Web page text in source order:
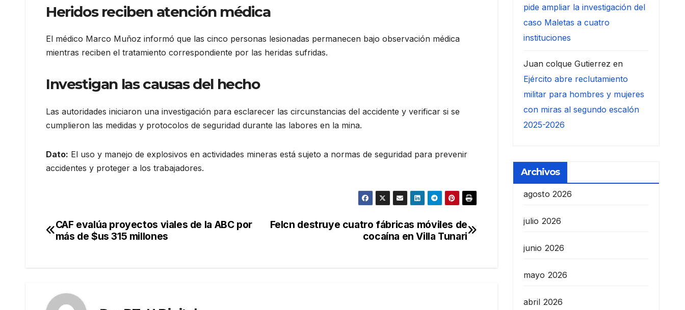
Heridos reciben atención médica
El médico Marco Muñoz informó que las cinco personas lesionadas permanecen bajo observación médica
mientras reciben el tratamiento correspondiente por las heridas sufridas.
Investigan las causas del hecho
Las autoridades iniciaron una investigación para esclarecer las circunstancias del accidente y verificar si se
cumplieron las medidas y protocolos de seguridad durante las labores en la mina.
Dato: El uso y manejo de explosivos en actividades mineras está sujeto a normas de seguridad para prevenir
accidentes y proteger a los trabajadores.
Navegación
Felcn destruye cuatro fábricas móviles de
cocaína en Villa Tunari
CAF evalúa proyectos viales de la ABC por
más de $us 315 millones
pide ampliar la investigación del
caso Maletas a cuatro
instituciones
Juan colque Gutierrez en
Ejército abre reclutamiento
militar para hombres y mujeres
con miras al segundo escalón
2025-2026
Archivos
agosto 2026
julio 2026
junio 2026
mayo 2026
abril 2026